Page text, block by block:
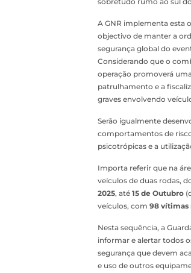
A GNR implementa esta
objectivo de manter a
segurança global do
Considerando que o
operação promoverá
patrulhamento e a
graves envolvendo
Serão igualmente
comportamentos de
psicotrópicas e a
Importa referir que na
veículos de duas rodas,
2025, até 15 de Outubro
veículos, com 98 vítimas
Nesta sequência, a
informar e alertar todos
segurança que devem
e uso de outros